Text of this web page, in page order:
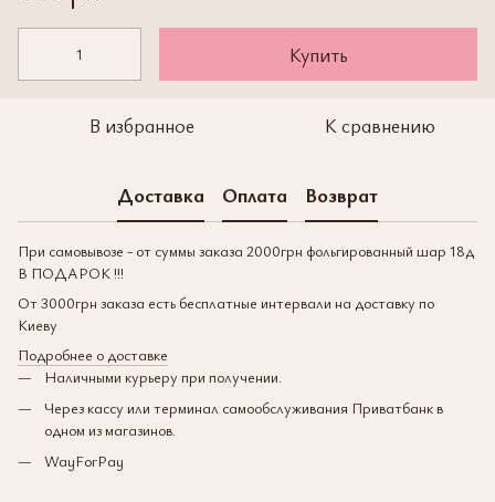
Купить
В избранное К сравнению
Доставка Оплата Возврат
При самовывозе - от суммы заказа 2000грн фольгированный шар 18д
В ПОДАРОК !!!
От 3000грн заказа есть бесплатные интервали на доставку по
Киеву
Подробнее о доставке
Наличными курьеру при получении.
Через кассу или терминал самообслуживания Приватбанк в
одном из магазинов.
WayForPay